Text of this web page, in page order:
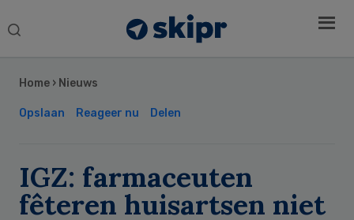
Search
Home › Nieuws
Opslaan Reageer nu Delen
IGZ: farmaceuten
fêteren huisartsen niet
Sidebar